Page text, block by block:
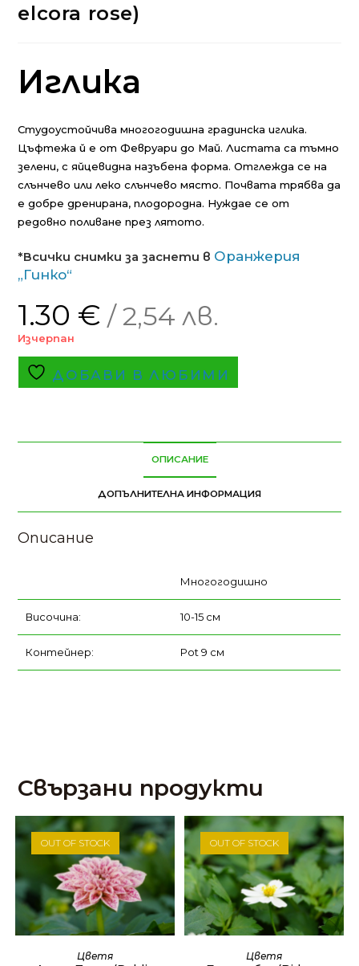
elcora rose)
Иглика
Студоустойчива многогодишна градинска иглика.
Цъфтежа й е от Февруари до Май. Листата са тъмно
зелени, с яйцевидна назъбена форма. Отглежда се на
слънчево или леко слънчево място. Почвата трябва да
е добре дренирана, плодородна. Нуждае се от
редовно поливане през лятото.
*Всички снимки за заснети в Оранжерия
„Гинко“
1.30 € / 2,54 лв.
Изчерпан
ДОБАВИ В ЛЮБИМИ
ОПИСАНИЕ
ДОПЪЛНИТЕЛНА ИНФОРМАЦИЯ
Описание
Многогодишно
Височина: 10-15 см
Контейнер: Pot 9 см
Свързани продукти
OUT OF STOCK
ОЩЕ
Цветя
OUT OF STOCK
ОЩЕ
Цветя